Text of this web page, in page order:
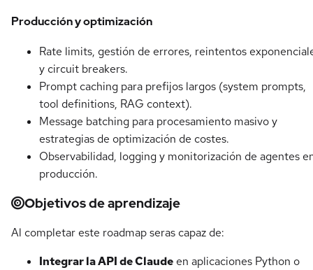
Producción y optimización
Rate limits, gestión de errores, reintentos
y circuit breakers.
Prompt caching para prefijos largos (system prompts,
tool definitions, RAG context).
Message batching para procesamiento masivo y
estrategias de optimización de costes.
Observabilidad, logging y monitorización de agentes
producción.
Objetivos de aprendizaje
Al completar este roadmap seras capaz de:
Integrar la API de Claude en aplicaciones Python o